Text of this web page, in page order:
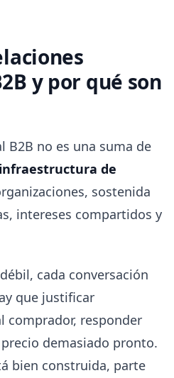
y por qué son
B2B no es una suma de
infraestructura de
sostenida
intereses compartidos y
cada conversación
que justificar
comprador, responder
demasiado pronto.
bien construida, parte